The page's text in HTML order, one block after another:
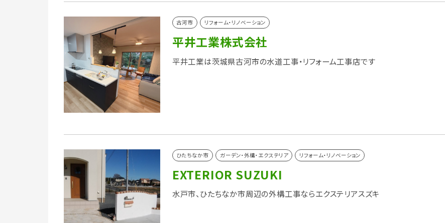
古河市 リフォーム・リノベーション
平井工業株式会社
平井工業は茨城県古河市の水道工事・リフォーム工事店です
ひたちなか市 ガーデン・外構・エクステリア リフォーム・リノベーション
EXTERIOR SUZUKI
水戸市、ひたちなか市周辺の外構工事ならエクステリアスズキ